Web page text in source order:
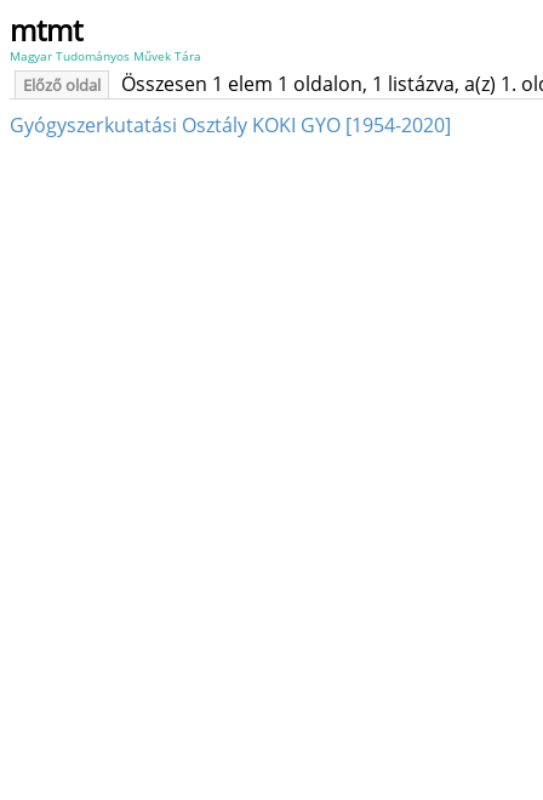
mtmt
Magyar Tudományos Művek Tára
Előző oldal
Összesen 1 elem 1 oldalon, 1 listázva, a(z) 1.
Gyógyszerkutatási Osztály KOKI GYO [1954-2020]